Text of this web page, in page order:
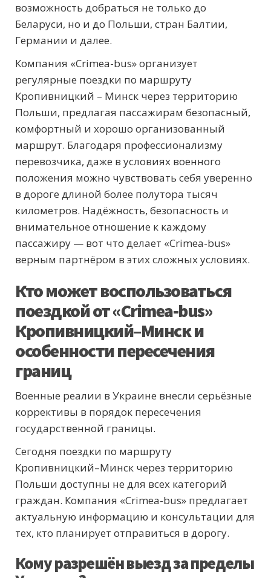
возможность добраться не только до
Беларуси, но и до Польши, стран Балтии,
Германии и далее.
Компания «Crimea-bus» организует
регулярные поездки по маршруту
Кропивницкий – Минск через территорию
Польши, предлагая пассажирам безопасный,
комфортный и хорошо организованный
маршрут. Благодаря профессионализму
перевозчика, даже в условиях военного
положения можно чувствовать себя уверенно
в дороге длиной более полутора тысяч
километров. Надёжность, безопасность и
внимательное отношение к каждому
пассажиру — вот что делает «Crimea-bus»
верным партнёром в этих сложных условиях.
Кто может воспользоваться
поездкой от «Crimea-bus»
Кропивницкий–Минск и
особенности пересечения
границ
Военные реалии в Украине внесли серьёзные
коррективы в порядок пересечения
государственной границы.
Сегодня поездки по маршруту
Кропивницкий–Минск через территорию
Польши доступны не для всех категорий
граждан. Компания «Crimea-bus» предлагает
актуальную информацию и консультации для
тех, кто планирует отправиться в дорогу.
Кому разрешён выезд за пределы